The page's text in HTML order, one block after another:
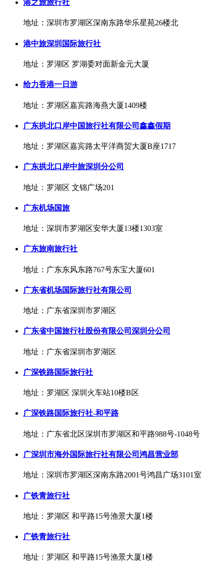
港之旅旅行社
地址：深圳市罗湖区深南东路华乐星苑26楼北
港中旅深圳国际旅行社
地址：罗湖区 罗湖委对面新金元大厦
给力香港一日游
地址：罗湖区嘉宾路海燕大厦1409楼
广东拱北口岸中国旅行社有限公司鑫鑫假期
地址：罗湖区嘉宾路太平洋商贸大厦B座1717
广东拱北口岸中旅深圳分公司
地址：罗湖区 文锦广场201
广东机场国旅
地址：深圳市罗湖区安华大厦13楼1303室
广东旅南旅行社
地址：广东东风东路767号东宝大厦601
广东省机场国际旅行社有限公司
地址：广东省深圳市罗湖区
广东省中国旅行社股份有限公司深圳分公司
地址：广东省深圳市罗湖区
广深铁路国际旅行社
地址：罗湖区 深圳火车站10楼B区
广深铁路国际旅行社-和平路
地址：广东省北区深圳市罗湖区和平路988号-1048号
广深圳市海外国际旅行社有限公司鸿昌营业部
地址：深圳市罗湖区深南东路2001号鸿昌广场3101室
广铁青旅行社
地址：罗湖区 和平路15号渔景大厦1楼
广铁青旅行社
地址：罗湖区 和平路15号渔景大厦1楼